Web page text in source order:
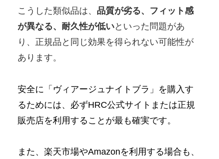
こうした類似品は、 品質が劣る、フィット感
が異なる、耐久性が低いといった問題があ
り、正規品と同じ効果を得られない可能性が
あります。
安全に「ヴィアージュナイトブラ」を購入す
るためには、必ずHRC公式サイト または正規
販売店を利用することが最も確実です。
また、楽天市場やAmazonを利用する場合も、